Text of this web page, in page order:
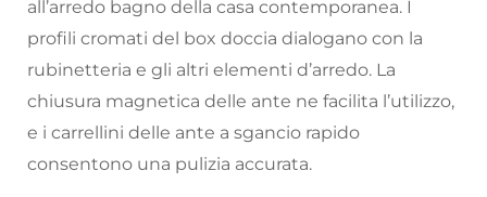
all’arredo bagno della casa contemporanea. I
profili cromati del box doccia dialogano con la
rubinetteria e gli altri elementi d’arredo. La
chiusura magnetica delle ante ne facilita l’utilizzo,
e i carrellini delle ante a sgancio rapido
consentono una pulizia accurata.